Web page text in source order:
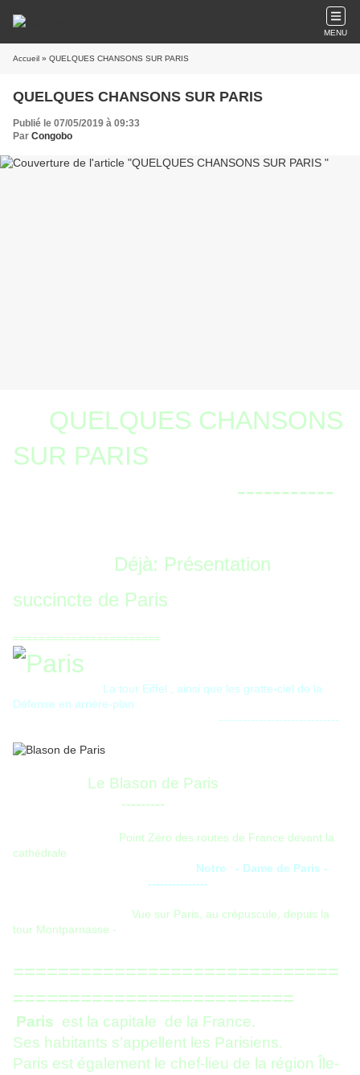
MENU
Accueil » QUELQUES CHANSONS SUR PARIS
QUELQUES CHANSONS SUR PARIS
Publié le 07/05/2019 à 09:33
Par Congobo
QUELQUES CHANSONS
SUR PARIS
-----------
Déjà: Présentation
succincte de Paris
=======================
La tour Eiffel , ainsi que les gratte-ciel de la
Défense en arrière-plan .
------------------------------
Le Blason de Paris
---------
Point Zéro des routes de France devant la
cathédrale
Notre - Dame de Paris -
---------------
Vue sur Paris, au crépuscule, depuis la
tour Montparnasse -
=============================
=========================
Paris est la capitale de la France.
Ses habitants s’appellent les Parisiens.
Paris est également le chef-lieu de la région Île-